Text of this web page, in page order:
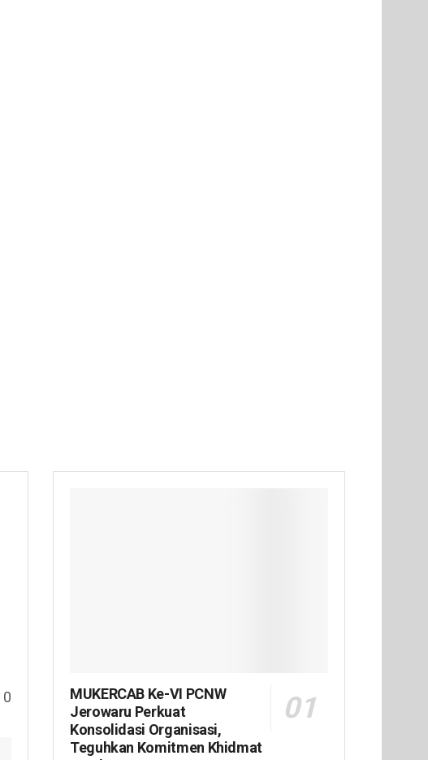
0
MUKERCAB Ke-VI PCNW
Jerowaru Perkuat
Konsolidasi Organisasi,
Teguhkan Komitmen Khidmat